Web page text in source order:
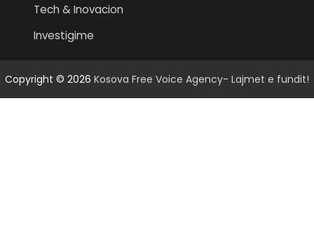
Tech & Inovacion
Investigime